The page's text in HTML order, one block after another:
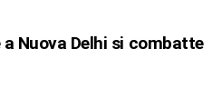
Nuova Delhi si combatte